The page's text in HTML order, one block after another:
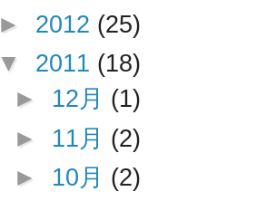
► 2012 (25)
▼ 2011 (18)
► 12月 (1)
► 11月 (2)
► 10月 (2)